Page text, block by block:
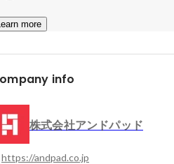
more
info
株式会社アンドパッド
https://andpad.co.jp